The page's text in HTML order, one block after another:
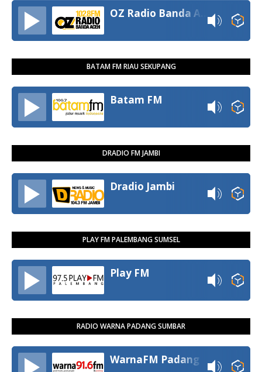
BATAM FM RIAU SEKUPANG
Batam FM
DRADIO FM JAMBI
Dradio Jambi
PLAY FM PALEMBANG SUMSEL
Play FM
RADIO WARNA PADANG SUMBAR
WarnaFM Padang